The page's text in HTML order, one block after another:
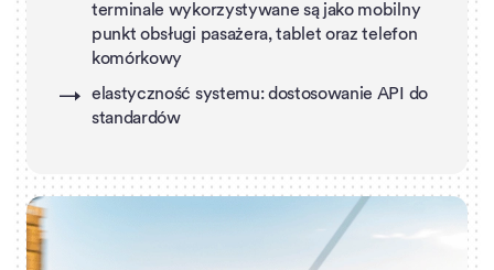
terminale wykorzystywane są jako mobilny
punkt obsługi pasażera, tablet oraz telefon
komórkowy
elastyczność systemu: dostosowanie API do
standardów